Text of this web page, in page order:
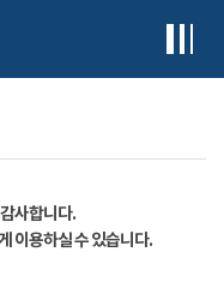
사합니다.
이용하실 수 있습니다.